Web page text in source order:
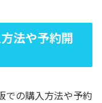
法や予約開
での購入方法や予約